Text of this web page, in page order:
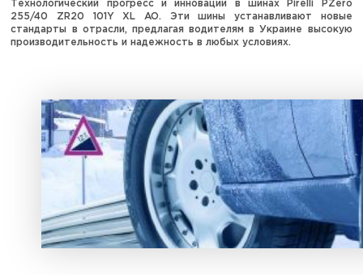
Технологический прогресс и инновации в шинах Pirelli PZero
255/40 ZR20 101Y XL AO. Эти шины устанавливают новые
стандарты в отрасли, предлагая водителям в Украине высокую
производительность и надежность в любых условиях.